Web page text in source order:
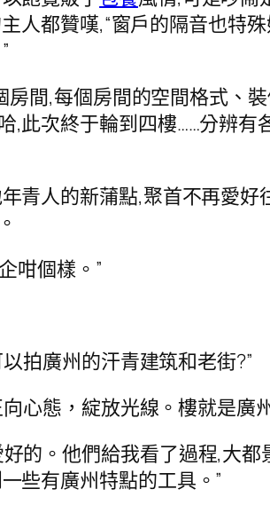
人都贊嘆,“窗戶的隔音也特
房間,每個房間的空間格式、
,此次終于輪到四樓……分辨
青人的新蒲點,聚首不再愛
咁個樣。”
拍廣州的汗青建筑和老街?”
心態，綻放光線。樓就是廣
的。他們給我看了過程,大
些有廣州特點的工具。”